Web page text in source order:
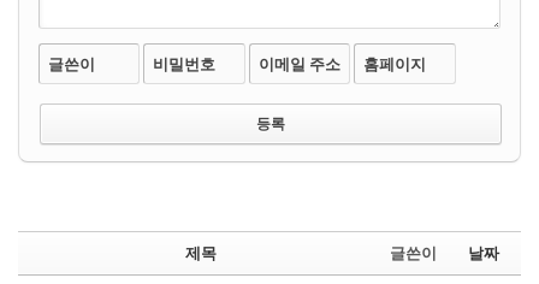
글쓴이 비밀번호 이메일 주소 홈페이지
제목 글쓴이 날짜